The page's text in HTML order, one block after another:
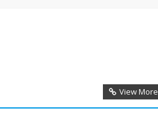
View More